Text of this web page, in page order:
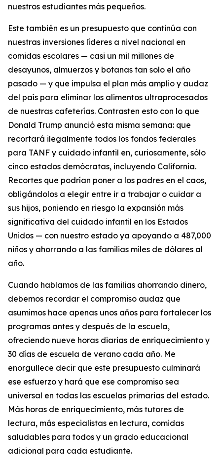
nuestros estudiantes más pequeños.
Este también es un presupuesto que continúa con
nuestras inversiones líderes a nivel nacional en
comidas escolares — casi un mil millones de
desayunos, almuerzos y botanas tan solo el año
pasado — y que impulsa el plan más amplio y audaz
del país para eliminar los alimentos ultraprocesados
de nuestras cafeterías. Contrasten esto con lo que
Donald Trump anunció esta misma semana: que
recortará ilegalmente todos los fondos federales
para TANF y cuidado infantil en, curiosamente, sólo
cinco estados demócratas, incluyendo California.
Recortes que podrían poner a los padres en el caos,
obligándolos a elegir entre ir a trabajar o cuidar a
sus hijos, poniendo en riesgo la expansión más
significativa del cuidado infantil en los Estados
Unidos — con nuestro estado ya apoyando a 487,000
niños y ahorrando a las familias miles de dólares al
año.
Cuando hablamos de las familias ahorrando dinero,
debemos recordar el compromiso audaz que
asumimos hace apenas unos años para fortalecer los
programas antes y después de la escuela,
ofreciendo nueve horas diarias de enriquecimiento y
30 días de escuela de verano cada año. Me
enorgullece decir que este presupuesto culminará
ese esfuerzo y hará que ese compromiso sea
universal en todas las escuelas primarias del estado.
Más horas de enriquecimiento, más tutores de
lectura, más especialistas en lectura, comidas
saludables para todos y un grado educacional
adicional para cada estudiante.